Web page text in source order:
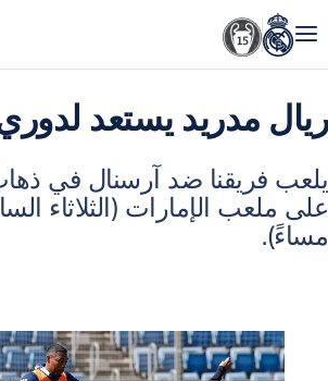
يستعد لدوري
ضد آرسنال في ذهاب ربع
على ملعب الإمارات (الثلاثاء